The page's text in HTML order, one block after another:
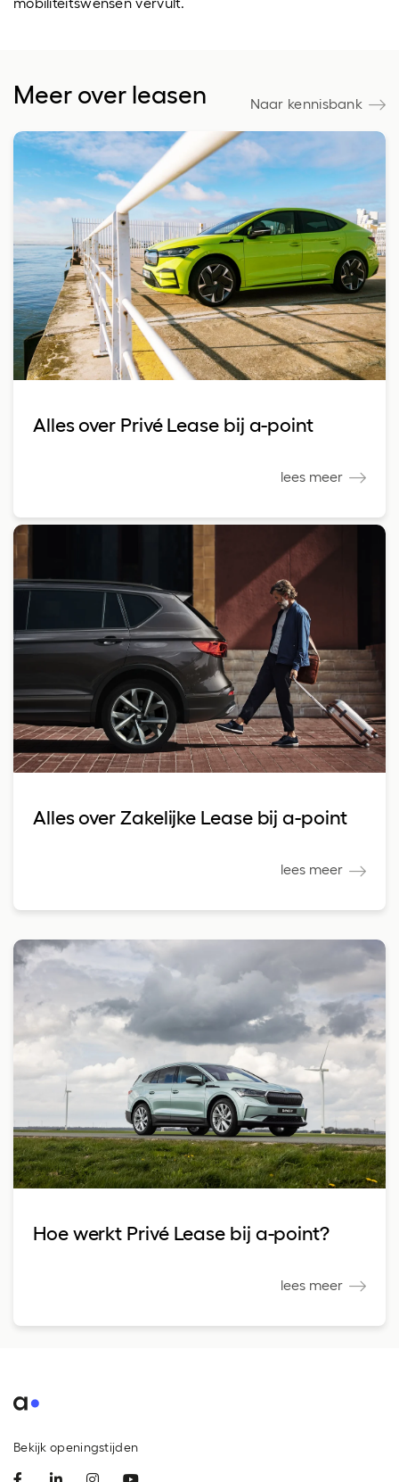
Meer over leasen Naar kennisbank
Alles over Privé Lease bij a-point
lees meer
Alles over Zakelijke Lease bij a-point
lees meer
Hoe werkt Privé Lease bij a-point?
lees meer
Bekijk openingstijden